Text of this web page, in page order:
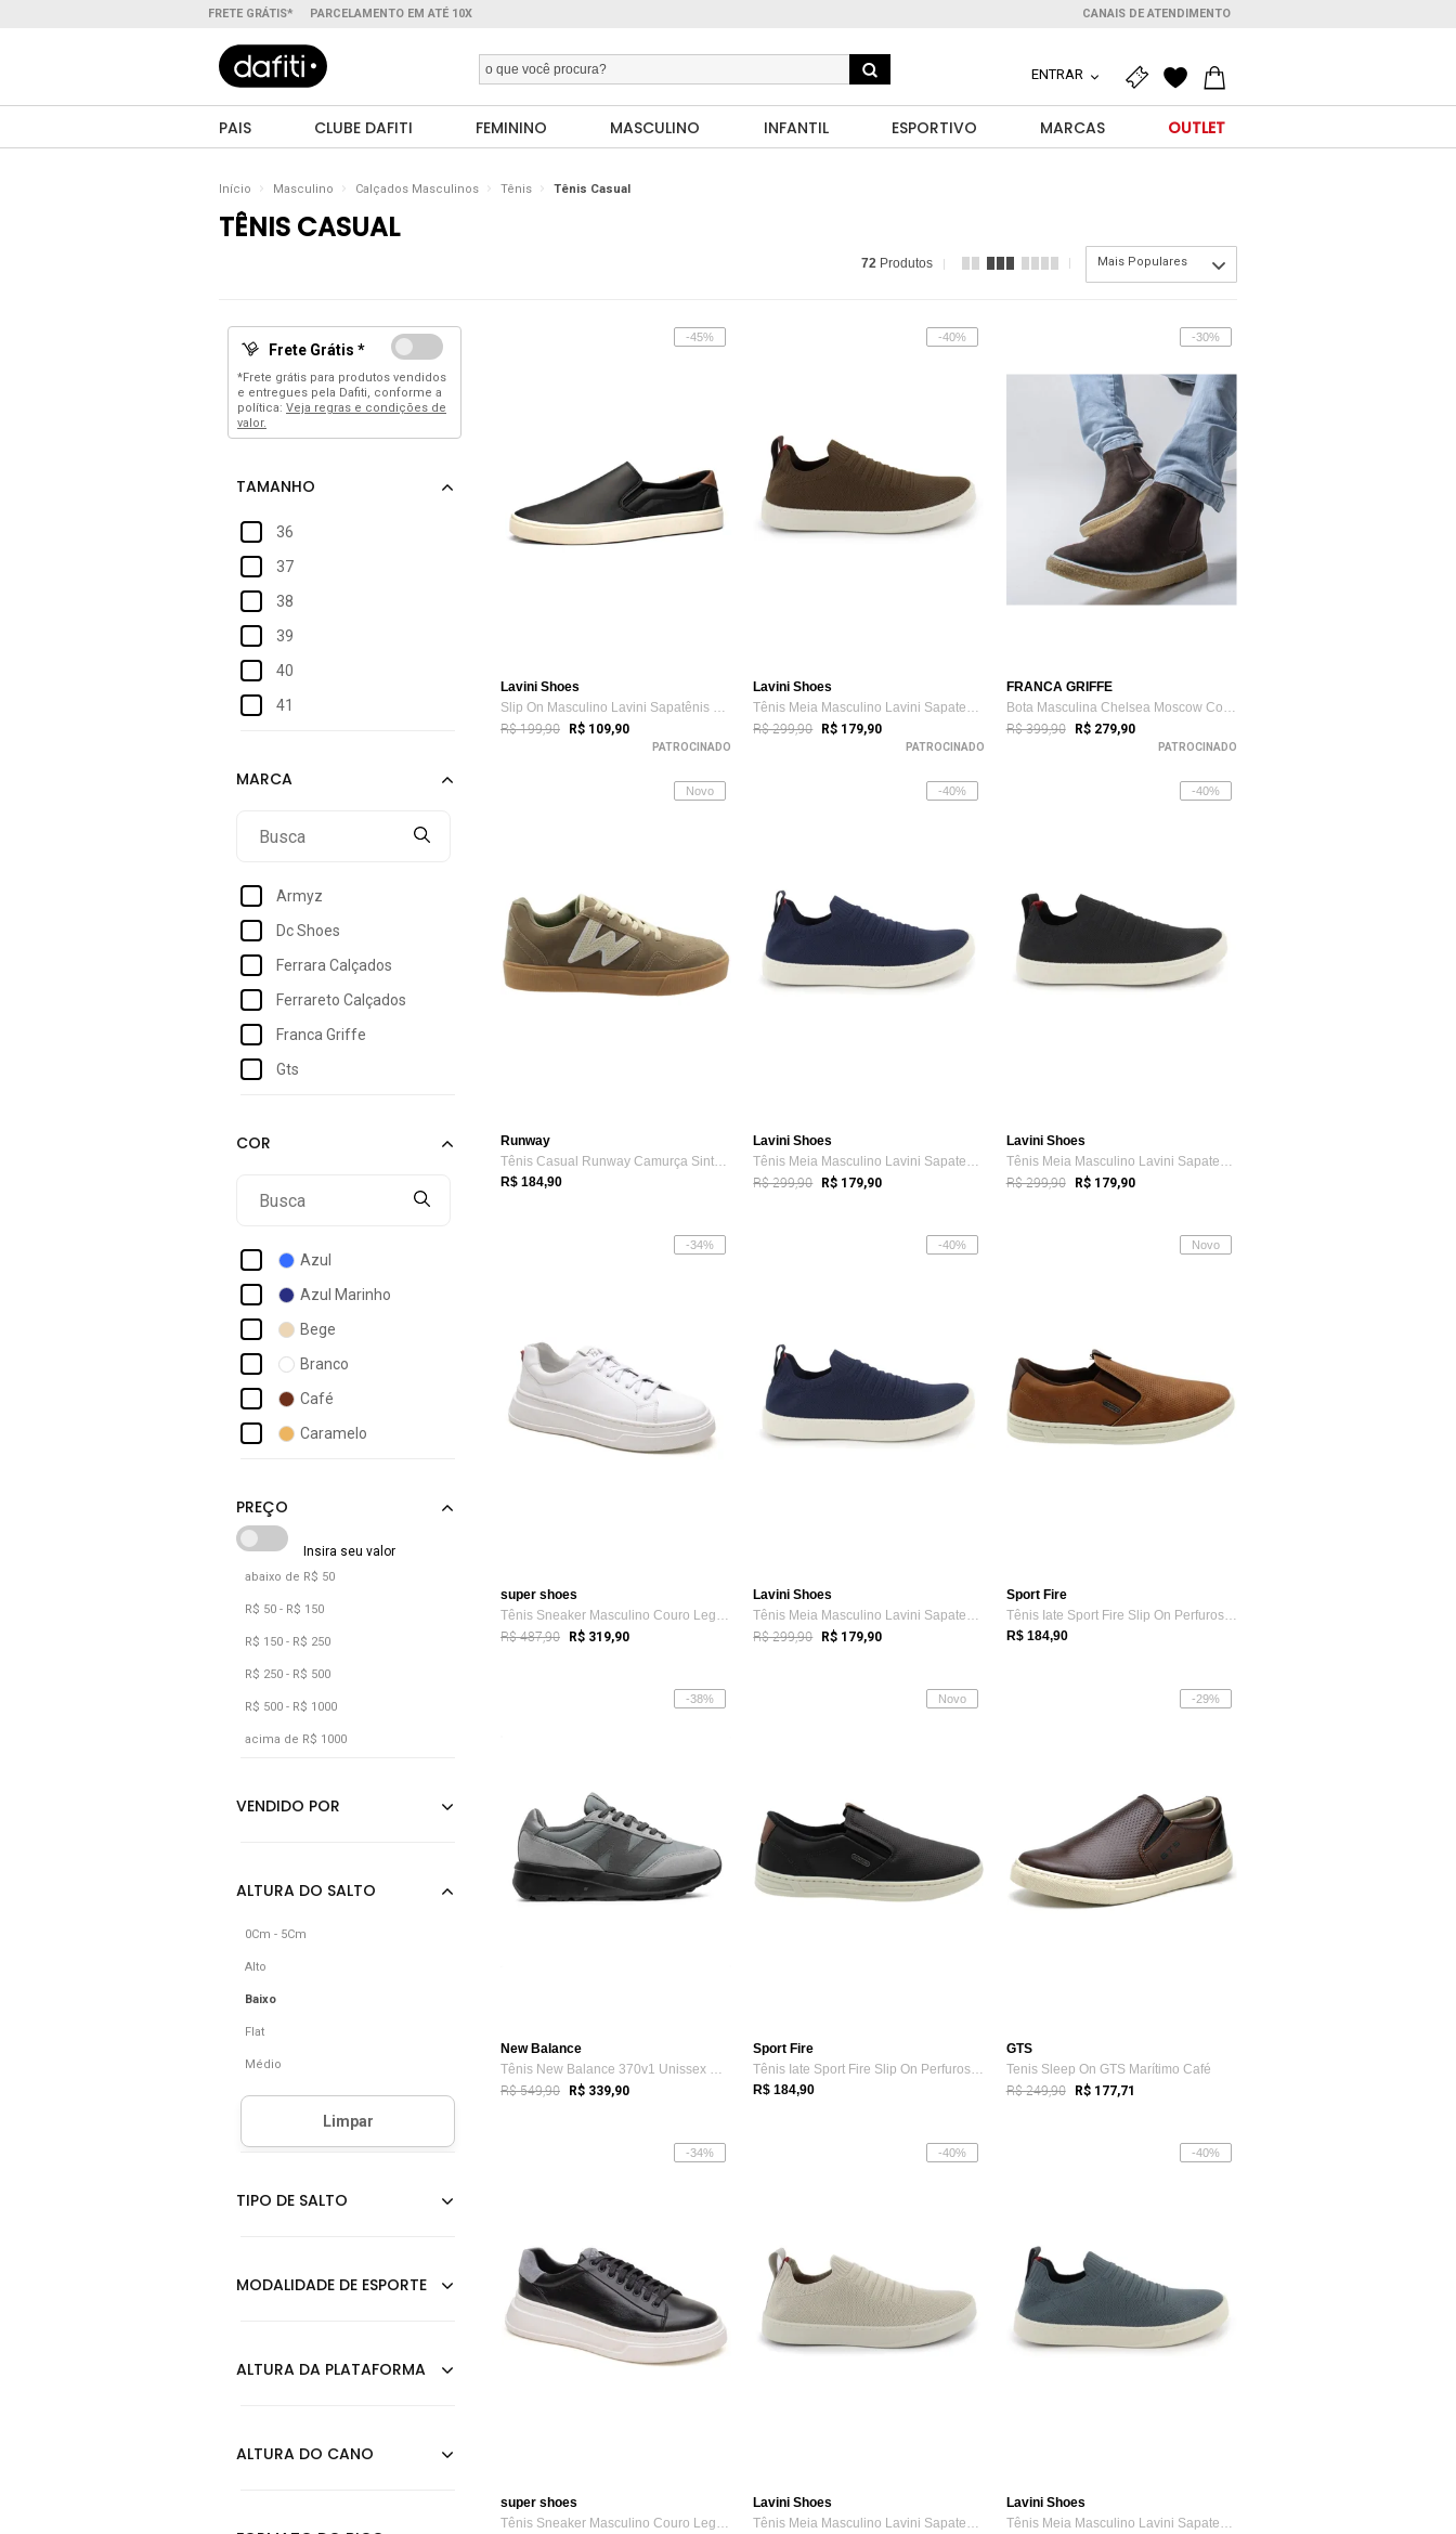
FRETE GRÁTIS* PARCELAMENTO EM ATÉ 10X CANAIS DE ATENDIMENTO
ENTRAR
PAIS CLUBE DAFITI FEMININO MASCULINO INFANTIL ESPORTIVO MARCAS OUTLET
Início Masculino Calçados Masculinos Tênis Tênis Casual
TÊNIS CASUAL
72 Produtos Mais Populares
Frete Grátis *
*Frete grátis para produtos vendidos
e entregues pela Dafiti, conforme a
política: Veja regras e condições de
valor.
36
37
38
39
40
41
43
45
Armyz
Dc Shoes
Ferrara Calçados
Ferrareto Calçados
Franca Griffe
Gts
Runway
Azul
Azul Marinho
Bege
Branco
Café
Caramelo
Marrom
Multicolorido
Off-white
Preto
Verde
abaixo de R$ 50
R$ 50 - R$ 150
R$ 150 - R$ 250
R$ 250 - R$ 500
R$ 500 - R$ 1000
acima de R$ 1000
0Cm - 5Cm
Alto
Baixo
Flat
Médio
-45%
Lavini Shoes
Slip On Masculino Lavini Sapatênis Casual Preto
R$ 199,90 R$ 109,90
PATROCINADO
-40%
Lavini Shoes
Tênis Meia Masculino Lavini Sapatenis Kn...
R$ 299,90 R$ 179,90
PATROCINADO
-30%
FRANCA GRIFFE
Bota Masculina Chelsea Moscow Couro Legí...
R$ 399,90 R$ 279,90
PATROCINADO
Novo
Runway
Tênis Casual Runway Camurça Sintética Re...
R$ 184,90
-40%
Lavini Shoes
Tênis Meia Masculino Lavini Sapatenis Kn...
R$ 299,90 R$ 179,90
-40%
Lavini Shoes
Tênis Meia Masculino Lavini Sapatenis Kn...
R$ 299,90 R$ 179,90
-34%
super shoes
Tênis Sneaker Masculino Couro Legítimo S...
R$ 487,90 R$ 319,90
-40%
Lavini Shoes
Tênis Meia Masculino Lavini Sapatenis Kn...
R$ 299,90 R$ 179,90
Novo
Sport Fire
Tênis Iate Sport Fire Slip On Perfuros Masculino
R$ 184,90
-38%
New Balance
Tênis New Balance 370v1 Unissex Grafite
R$ 549,90 R$ 339,90
Novo
Sport Fire
Tênis Iate Sport Fire Slip On Perfuros Masculino
R$ 184,90
-29%
GTS
Tenis Sleep On GTS Marítimo Café
R$ 249,90 R$ 177,71
-34%
super shoes
Tênis Sneaker Masculino Couro Legítimo S...
-40%
Lavini Shoes
Tênis Meia Masculino Lavini Sapatenis Kn...
-40%
Lavini Shoes
Tênis Meia Masculino Lavini Sapatenis Kn...